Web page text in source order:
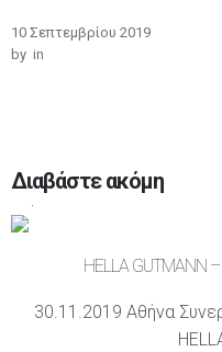
10 Σεπτεμβρίου 2019
by in
Διαβάστε ακόμη
0 0
HELLA GUTMANN
30.11.2019 Αθήνα